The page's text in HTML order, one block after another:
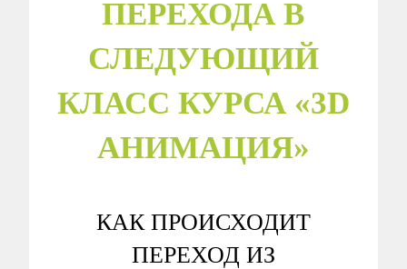
ПЕРЕХОДА В
СЛЕДУЮЩИЙ
КЛАСС КУРСА «3D
АНИМАЦИЯ»
КАК ПРОИСХОДИТ
ПЕРЕХОД ИЗ